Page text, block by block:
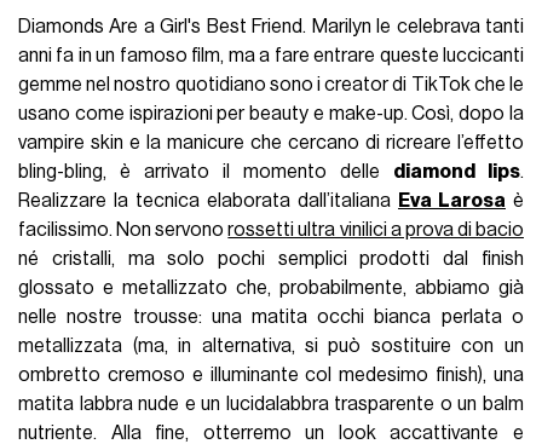
Diamonds Are a Girl's Best Friend. Marilyn le celebrava tanti
anni fa in un famoso film, ma a fare entrare queste luccicanti
gemme nel nostro quotidiano sono i creator di TikTok che le
usano come ispirazioni per beauty e make-up. Così, dopo la
vampire skin e la manicure che cercano di ricreare l’effetto
bling-bling, è arrivato il momento delle diamond lips.
Realizzare la tecnica elaborata dall’italiana Eva Larosa è
facilissimo. Non servonorossetti ultra vinilici a prova di bacio
né cristalli, ma solo pochi semplici prodotti dal finish
glossato e metallizzato che, probabilmente, abbiamo già
nelle nostre trousse: una matita occhi bianca perlata o
metallizzata (ma, in alternativa, si può sostituire con un
ombretto cremoso e illuminante col medesimo finish), una
matita labbra nude e un lucidalabbra trasparente o un balm
nutriente. Alla fine, otterremo un look accattivante e